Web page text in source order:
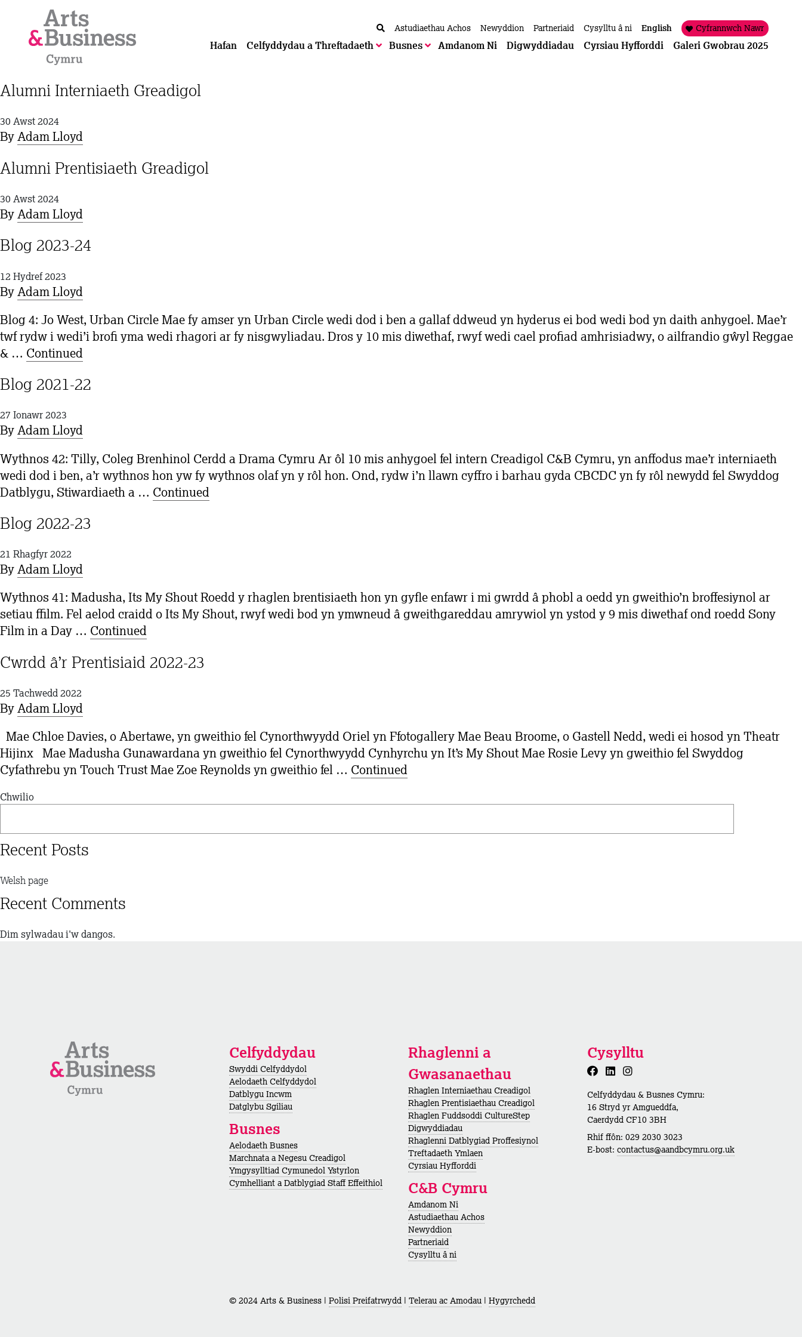
Mynd i'r cynnwys
Hafan Celfyddydau a Threftadaeth Busnes Amdanom Ni Digwyddiadau Cyrsiau Hyfforddi Galeri Gwobrau 2025
Astudiaethau Achos Newyddion Partneriaid Cysylltu â ni English Cyfrannwch Nawr
Alumni Interniaeth Greadigol
30 Awst 2024
ByAdam Lloyd
Alumni Prentisiaeth Greadigol
30 Awst 2024
ByAdam Lloyd
Blog 2023-24
12 Hydref 2023
ByAdam Lloyd
Blog 4: Jo West, Urban Circle Mae fy amser yn Urban Circle wedi dod i ben a gallaf ddweud yn hyderus ei bod wedi bod yn daith anhygoel. Mae’r
twf rydw i wedi’i brofi yma wedi rhagori ar fy nisgwyliadau. Dros y 10 mis diwethaf, rwyf wedi cael profiad amhrisiadwy, o ailfrandio gŵyl Reggae
& … Continued
Blog 2021-22
27 Ionawr 2023
ByAdam Lloyd
Wythnos 42: Tilly, Coleg Brenhinol Cerdd a Drama Cymru Ar ôl 10 mis anhygoel fel intern Creadigol C&B Cymru, yn anffodus mae’r interniaeth
wedi dod i ben, a’r wythnos hon yw fy wythnos olaf yn y rôl hon. Ond, rydw i’n llawn cyffro i barhau gyda CBCDC yn fy rôl newydd fel Swyddog
Datblygu, Stiwardiaeth a … Continued
Blog 2022-23
21 Rhagfyr 2022
ByAdam Lloyd
Wythnos 41: Madusha, Its My Shout Roedd y rhaglen brentisiaeth hon yn gyfle enfawr i mi gwrdd â phobl a oedd yn gweithio’n broffesiynol ar
setiau ffilm. Fel aelod craidd o Its My Shout, rwyf wedi bod yn ymwneud â gweithgareddau amrywiol yn ystod y 9 mis diwethaf ond roedd Sony
Film in a Day … Continued
Cwrdd â’r Prentisiaid 2022-23
25 Tachwedd 2022
ByAdam Lloyd
Mae Chloe Davies, o Abertawe, yn gweithio fel Cynorthwyydd Oriel yn Ffotogallery Mae Beau Broome, o Gastell Nedd, wedi ei hosod yn Theatr
Hijinx Mae Madusha Gunawardana yn gweithio fel Cynorthwyydd Cynhyrchu yn It’s My Shout Mae Rosie Levy yn gweithio fel Swyddog
Cyfathrebu yn Touch Trust Mae Zoe Reynolds yn gweithio fel … Continued
Chwilio
Recent Posts
Welsh page
Recent Comments
Dim sylwadau i'w dangos.
Celfyddydau
Swyddi Celfyddydol
Aelodaeth Celfyddydol
Datblygu Incwm
Datglybu Sgiliau
Busnes
Aelodaeth Busnes
Marchnata a Negesu Creadigol
Ymgysylltiad Cymunedol Ystyrlon
Cymhelliant a Datblygiad Staff Effeithiol
Rhaglenni a
Gwasanaethau
Rhaglen Interniaethau Creadigol
Rhaglen Prentisiaethau Creadigol
Rhaglen Fuddsoddi CultureStep
Digwyddiadau
Rhaglenni Datblygiad Proffesiynol
Treftadaeth Ymlaen
Cyrsiau Hyfforddi
C&B Cymru
Amdanom Ni
Astudiaethau Achos
Newyddion
Partneriaid
Cysylltu â ni
Cysylltu
Celfyddydau & Busnes Cymru:
16 Stryd yr Amgueddfa,
Caerdydd CF10 3BH
Rhif ffôn: 029 2030 3023
E-bost: contactus@aandbcymru.org.uk
© 2024 Arts & Business | Polisi Preifatrwydd | Telerau ac Amodau | Hygyrchedd